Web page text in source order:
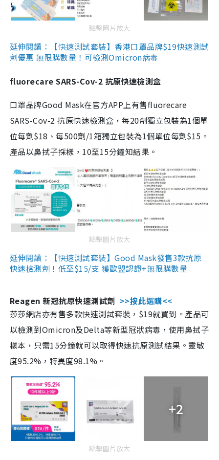
點擊圖片放大
延伸閱讀：【快速測試套裝】香港口罩品牌$19快速測試
劑優惠 無限購數量！可檢測Omicron病毒
fluorecare SARS-Cov-2 抗原快速檢測盒
口罩品牌Good Mask在官方APP上有售fluorecare
SARS-Cov-2 抗原快速檢測盒，每20劑獨立包裝為1個單
位每劑$18、每500劑/1箱獨立包裝為1個單位每劑$15。
產品以鼻拭子採樣，10至15分鐘知結果。
點擊圖片放大
延伸閱讀：【快速測試套裝】Good Mask發售3款抗原
快速檢測劑！低至$15/支 獲歐盟認證+無限購數量
Reagen 新冠抗原快速測試劑 >>按此選購<<
莎莎網店亦有售多款快速測試套裝，$19就買到。產品可
以檢測到Omicron及Delta等新型冠狀病毒，使用鼻拭子
樣本，只需15分鐘就可以取得快速抗原測試結果。靈敏
度95.2%，特異度98.1%。
+2
點擊圖片放大